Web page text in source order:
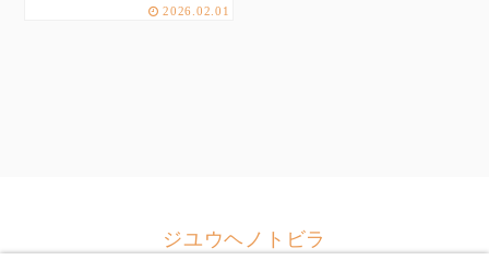
2026.02.01
ジユウヘノトビラ